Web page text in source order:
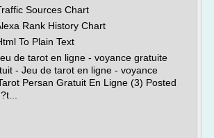
Sources Chart
Rank History Chart
To Plain Text
de tarot en ligne - voyance gratuite
- Jeu de tarot en ligne - voyance
Persan Gratuit En Ligne (3) Posted